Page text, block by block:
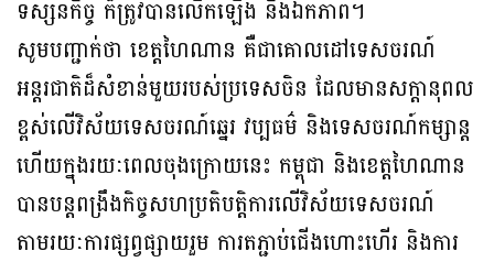
ទស្សនកិច្ច ក៏ត្រូវបានលើកឡើង និងឯកភាព។
សូមបញ្ជាក់ថា ខេត្តហៃណាន គឺជាគោលដៅទេសចរណ៍
អន្តរជាតិដ៏សំខាន់មួយរបស់ប្រទេសចិន ដែលមានសក្តានុពល
ខ្ពស់លើវិស័យទេសចរណ៍ឆ្នេរ វប្បធម៌ និងទេសចរណ៍កម្សាន្ត
ហើយក្នុងរយៈពេលចុងក្រោយនេះ កម្ពុជា និងខេត្តហៃណាន
បានបន្តពង្រឹងកិច្ចសហប្រតិបត្តិការលើវិស័យទេសចរណ៍
តាមរយៈការផ្សព្វផ្សាយរួម ការតភ្ជាប់ជើងហោះហើរ និងការ